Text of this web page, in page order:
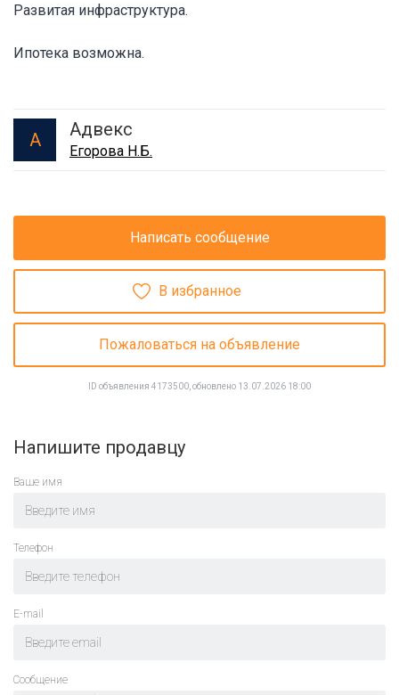
Развитая инфраструктура.
Ипотека возможна.
А Адвекс
Егорова Н.Б.
Написать сообщение
В избранное
Пожаловаться на объявление
ID объявления 4173500, обновлено 13.07.2026 18:00
Напишите продавцу
Ваше имя
Телефон
E-mail
Cообщение